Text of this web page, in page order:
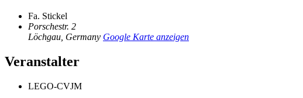
Fa. Stickel
Porschestr. 2
Löchgau, Germany Google Karte anzeigen
Veranstalter
LEGO-CVJM